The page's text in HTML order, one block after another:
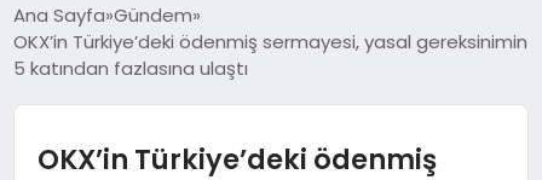
TEKNOLOJI
Ana Sayfa Gündem
OKX’in Türkiye’deki ödenmiş sermayesi, yasal gereksinimin
5 katından fazlasına ulaştı
OKX’in Türkiye’deki ödenmiş